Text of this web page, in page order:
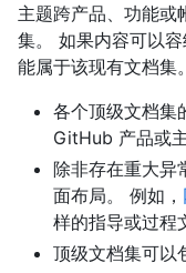
主题跨产品、功能或
集。 如果内容可以
能属于该现有文档集。
各个顶级文档集
GitHub 产品或
除非存在重大异
面布局。 例如，
样的指导或过程
顶级文档集可以